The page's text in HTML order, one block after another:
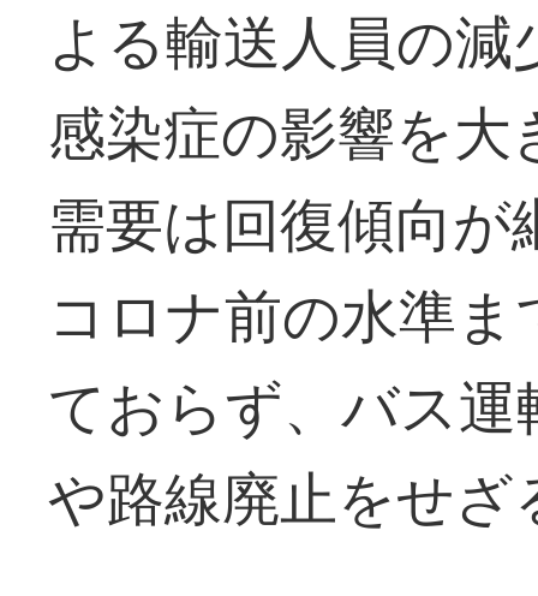
よる輸送人員の
感染症の影響を
需要は回復傾向
コロナ前の水準
ておらず、バス
や路線廃止をせ